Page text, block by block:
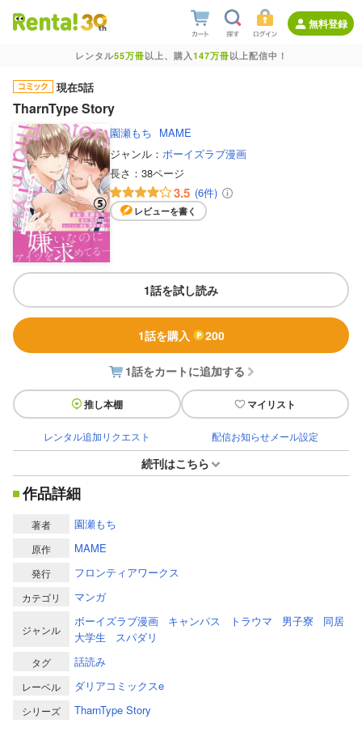
無料登録
レンタル55万冊以上、購入147万冊以上配信中！
現在5話
TharnType Story
園瀬もち MAME
ジャンル： ボーイズラブ漫画
長さ： 38ページ
3.5 (6件)
レビューを書く
1話を試し読み
1話を購入 200
1話をカートに追加する
推し本棚 マイリスト
レンタル追加リクエスト 配信お知らせメール設定
続刊はこちら
作品詳細
著者 園瀬もち
原作 MAME
発行 フロンティアワークス
カテゴリ マンガ
ジャンル
ボーイズラブ漫画 キャンパス トラウマ 男子寮
同居
大学生
スパダリ
タグ 話読み
レーベル ダリアコミックスe
シリーズ
TharnType Story